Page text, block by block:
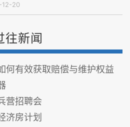
20
往新闻
何有效获取赔偿与维护权益
营招聘会
济房计划